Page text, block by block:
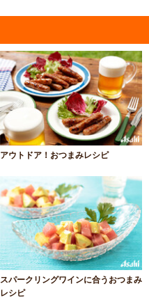
アウトドア！おつまみレシピ
スパークリングワインに合うおつまみ
レシピ